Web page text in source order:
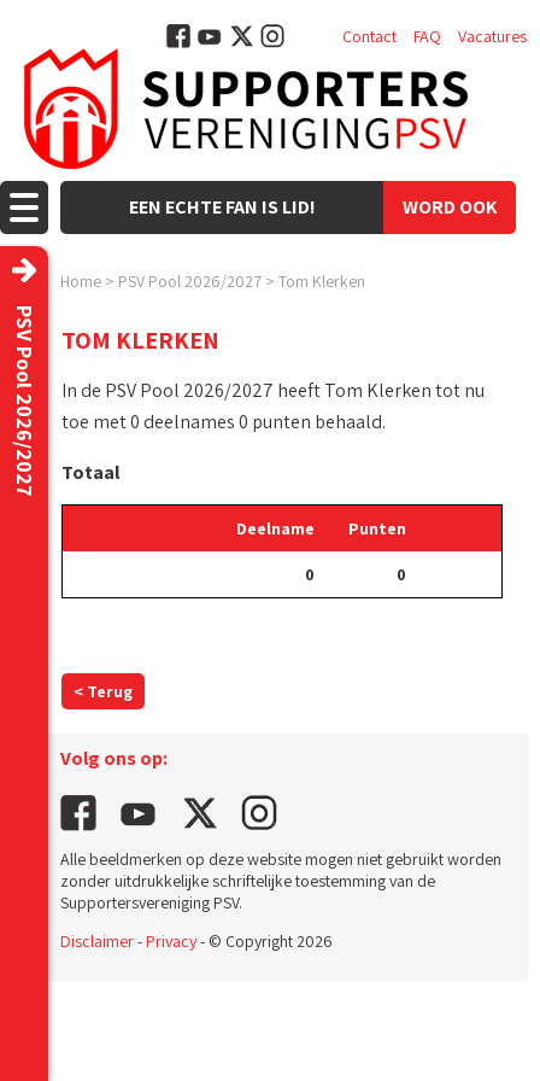
WORD OOK
EEN ECHTE FAN IS LID!
Contact FAQ Vacatures
Home > PSV Pool 2026/2027 > Tom Klerken
PSV Pool 2026/2027 TOM KLERKEN
In de PSV Pool 2026/2027 heeft Tom Klerken tot nu
toe met 0 deelnames 0 punten behaald.
Totaal
Deelname Punten
0 0
< Terug
Volg ons op:
Alle beeldmerken op deze website mogen niet gebruikt worden
zonder uitdrukkelijke schriftelijke toestemming van de
Supportersvereniging PSV.
Disclaimer-Privacy- © Copyright 2026